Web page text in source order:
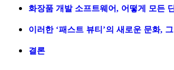
화장품 개발 소프트웨어, 어떻게 모든
이러한 ‘패스트 뷰티’의 새로운 문화,
결론